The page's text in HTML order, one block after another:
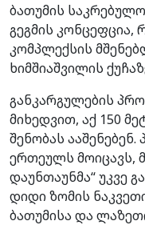
ბათუმის
გეგმის კონცეფცია,
კომპლექსის
ხიმშიაშვილის
განკარგულების
მიხედვით, აქ 150
შენობას
ერთეულს მოიცავს,
დაუნთაუნმა“ უკვე
დიდი ზომის
ბათუმისა და